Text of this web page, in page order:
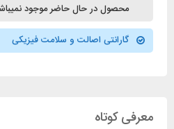
محصول در حال حاضر موجود نمیباشد
گارانتی اصالت و سلامت فیزیکی
معرفی کوتاه